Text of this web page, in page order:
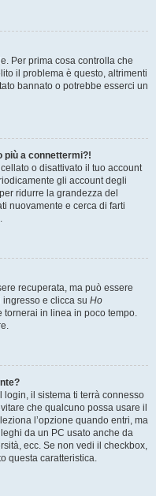
Per prima cosa controlla che
il problema è questo, altrimenti
bannato o potrebbe esserci un
più a connettermi?!
o disattivato il tuo account
gli account degli
ridurre la grandezza del
nuovamente e cerca di farti
recuperata, ma può essere
e clicca su Ho
tornerai in linea in poco tempo.
login, il sistema ti terrà connesso
che qualcuno possa usare il
l’opzione quando entri, ma
da un PC usato anche da
ecc. Se non vedi il checkbox,
questa caratteristica.